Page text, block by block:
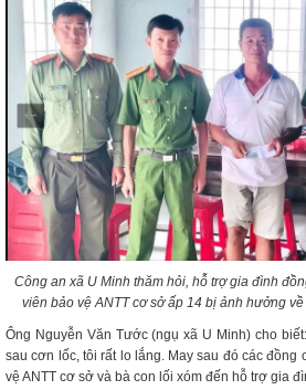
Công an xã U Minh thăm hỏi, hỗ trợ gia đình
viên bảo vệ ANTT cơ sở ấp 14 bị ảnh hưởng
Ông Nguyễn Văn Tước (ngụ xã U Minh) cho
sau cơn lốc, tôi rất lo lắng. May sau đó các
vệ ANTT cơ sở và bà con lối xóm đến hỗ trợ gia